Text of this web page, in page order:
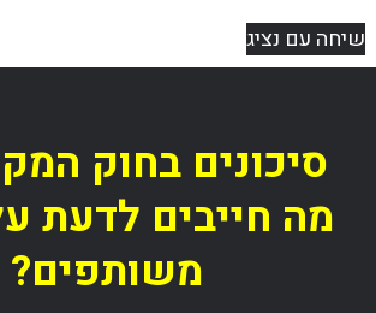
שיחה עם נציג
סיכונים בחוק
מה חייבים לדעת
משותפים?